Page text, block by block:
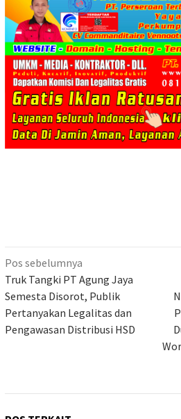
Navigasi
pos
Pos sebelumnya
Truk Tangki PT Agung Jaya
Semesta Disorot, Publik
Pertanyakan Legalitas dan
Pengawasan Distribusi HSD